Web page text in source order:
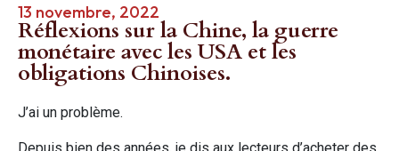
13 novembre, 2022
Réflexions sur la Chine, la guerre
monétaire avec les USA et les
obligations Chinoises.
J’ai un problème.